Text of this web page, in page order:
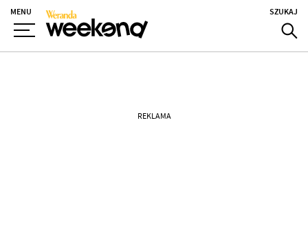
MENU SZUKAJ
REKLAMA